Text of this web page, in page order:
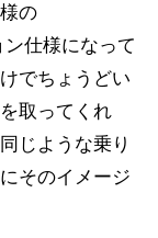
の
仕様になって
でちょうどい
取ってくれ
じような乗り
そのイメージ